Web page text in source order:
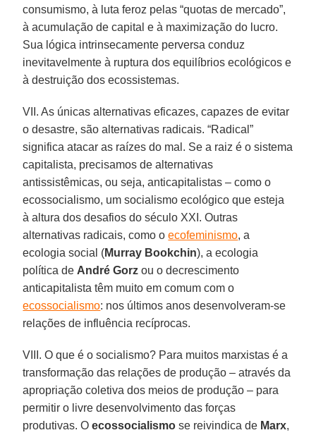
consumismo, à luta feroz pelas “quotas de mercado”,
à acumulação de capital e à maximização do lucro.
Sua lógica intrinsecamente perversa conduz
inevitavelmente à ruptura dos equilíbrios ecológicos e
à destruição dos ecossistemas.
VII. As únicas alternativas eficazes, capazes de evitar
o desastre, são alternativas radicais. “Radical”
significa atacar as raízes do mal. Se a raiz é o sistema
capitalista, precisamos de alternativas
antissistêmicas, ou seja, anticapitalistas – como o
ecossocialismo, um socialismo ecológico que esteja
à altura dos desafios do século XXI. Outras
alternativas radicais, como oecofeminismo, a
ecologia social (Murray Bookchin), a ecologia
política de André Gorz ou o decrescimento
anticapitalista têm muito em comum com o
ecossocialismo: nos últimos anos desenvolveram-se
relações de influência recíprocas.
VIII. O que é o socialismo? Para muitos marxistas é a
transformação das relações de produção – através da
apropriação coletiva dos meios de produção – para
permitir o livre desenvolvimento das forças
produtivas. Oecossocialismo se reivindica de Marx,